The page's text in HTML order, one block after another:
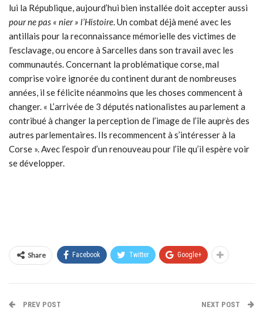
lui la République, aujourd’hui bien installée doit accepter aussi
pour ne pas « nier » l’Histoire. Un combat déjà mené avec les
antillais pour la reconnaissance mémorielle des victimes de
l’esclavage, ou encore à Sarcelles dans son travail avec les
communautés. Concernant la problématique corse, mal
comprise voire ignorée du continent durant de nombreuses
années, il se félicite néanmoins que les choses commencent à
changer. « L’arrivée de 3 députés nationalistes au parlement a
contribué à changer la perception de l’image de l’île auprès des
autres parlementaires. Ils recommencent à s’intéresser à la
Corse ». Avec l’espoir d’un renouveau pour l’île qu’il espère voir
se développer.
Share Facebook Twitter Google+
PREV POST NEXT POST